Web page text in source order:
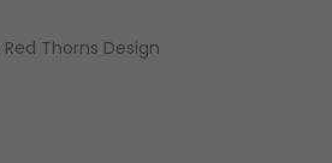
Red Thorns Design